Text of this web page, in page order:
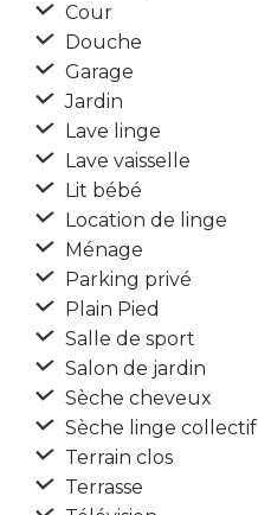
Cour
Douche
Garage
Jardin
Lave linge
Lave vaisselle
Lit bébé
Location de linge
Ménage
Parking privé
Plain Pied
Salle de sport
Salon de jardin
Sèche cheveux
Sèche linge collectif
Terrain clos
Terrasse